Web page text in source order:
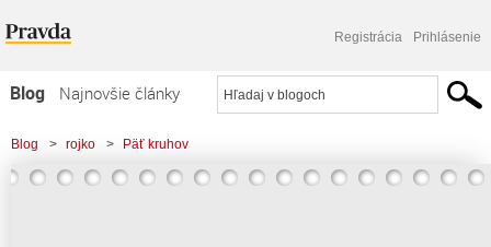
Registrácia Prihlásenie
Blog
Najnovšie články
Najčítanejšie články
Najkomentovanejšie články
Blog > rojko > Päť kruhov